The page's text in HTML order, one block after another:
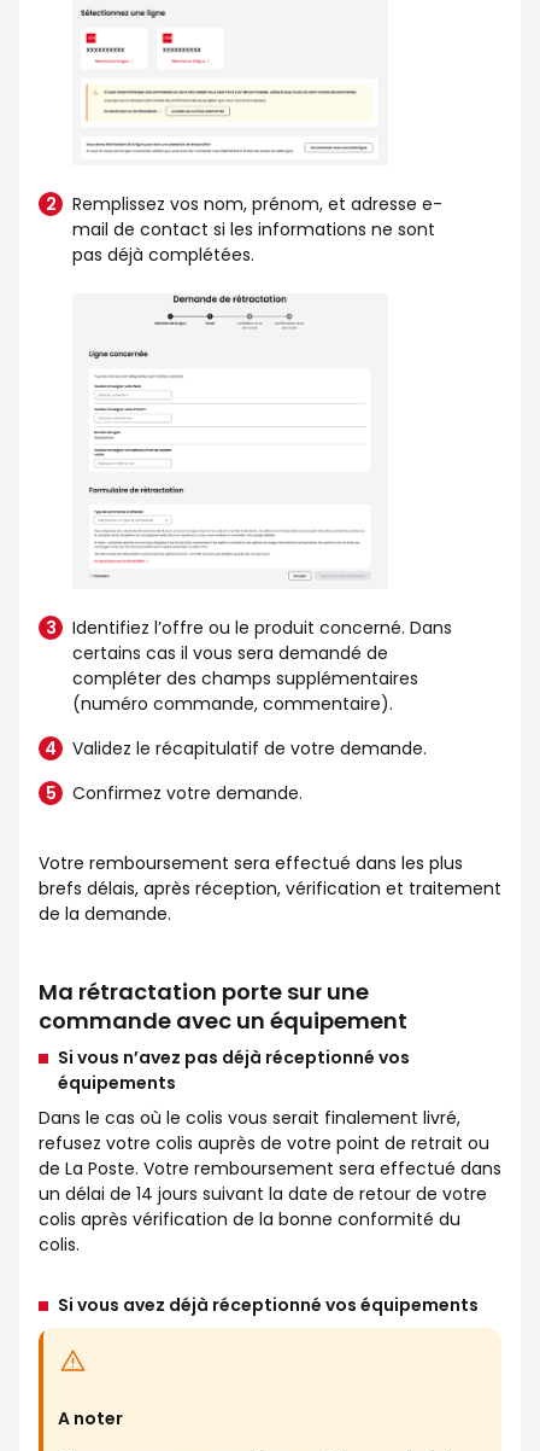
Remplissez vos nom, prénom, et adresse e-
mail de contact si les informations ne sont
pas déjà complétées.
Identifiez l’offre ou le produit concerné. Dans
certains cas il vous sera demandé de
compléter des champs supplémentaires
(numéro commande, commentaire).
Validez le récapitulatif de votre demande.
Confirmez votre demande.
Votre remboursement sera effectué dans les plus
brefs délais, après réception, vérification et traitement
de la demande.
Ma rétractation porte sur une
commande avec un équipement
Si vous n’avez pas déjà réceptionné vos
équipements
Dans le cas où le colis vous serait finalement livré,
refusez votre colis auprès de votre point de retrait ou
de La Poste. Votre remboursement sera effectué dans
un délai de 14 jours suivant la date de retour de votre
colis après vérification de la bonne conformité du
colis.
Si vous avez déjà réceptionné vos équipements
A noter